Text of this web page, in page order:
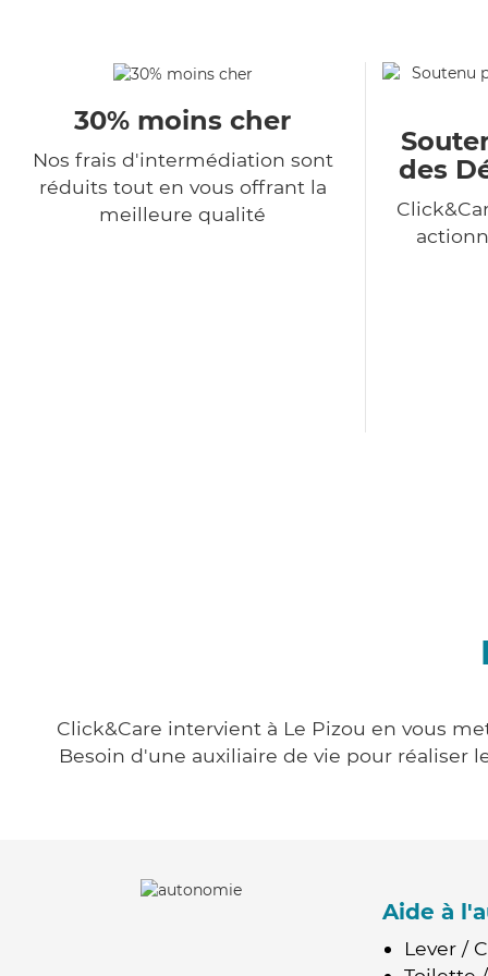
30% moins cher
Nos frais d'intermédiation sont
réduits tout en vous offrant la
meilleure qualité
des
Click&Care intervient à Le Pizou en vous
Besoin d'une auxiliaire de vie pour réaliser
Aide à
Lever /